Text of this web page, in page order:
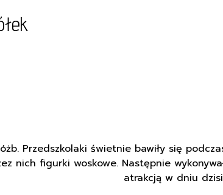
Przedszkolaki świetnie bawiły się
nich figurki woskowe. Następnie
atrakcją w dniu